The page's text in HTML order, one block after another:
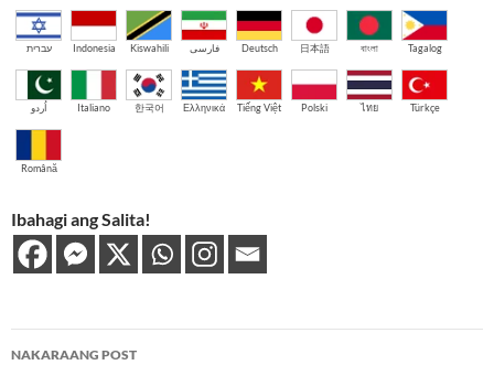
עברית Indonesia Kiswahili فارسی Deutsch 日本語 বাংলা Tagalog
اُردو Italiano 한국어 Ελληνικά Tiếng Việt Polski ไทย Türkçe
Română
Ibahagi ang Salita!
Post
NAKARAANG POST